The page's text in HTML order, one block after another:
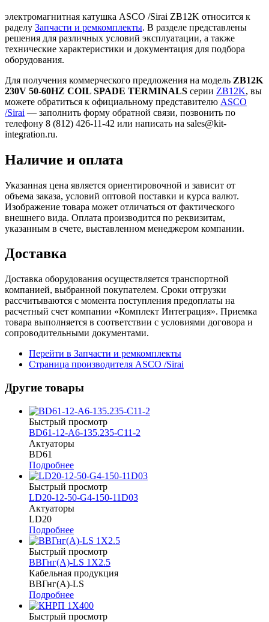
электромагнитная катушка ASCO /Sirai ZB12K относится к
раделу Запчасти и ремкомплекты. В разделе представлены
решения для различных условий эксплуатации, а также
технические характеристики и документация для подбора
оборудования.
Для получения коммерческого предложения на модель ZB12K
230V 50-60HZ COIL SPADE TERMINALS серии ZB12K, вы
можете обратиться к официальному представителю ASCO
/Sirai — заполнить форму обратной связи, позвонить по
телефону 8 (812) 426-11-42 или написать на sales@kit-
integration.ru.
Наличие и оплата
Указанная цена является ориентировочной и зависит от
объема заказа, условий оптовой поставки и курса валют.
Изображение товара может отличаться от фактического
внешнего вида. Оплата производится по реквизитам,
указанным в счете, выставленном менеджером компании.
Доставка
Доставка оборудования осуществляется транспортной
компанией, выбранной покупателем. Сроки отгрузки
рассчитываются с момента поступления предоплаты на
расчетный счет компании «Комплект Интеграция». Приемка
товара выполняется в соответствии с условиями договора и
сопроводительными документами.
Перейти в Запчасти и ремкомплекты
Страница производителя ASCO /Sirai
Другие товары
Быстрый просмотр
BD61-12-A6-135.235-C11-2
Актуаторы
BD61
Подробнее
Быстрый просмотр
LD20-12-50-G4-150-11D03
Актуаторы
LD20
Подробнее
Быстрый просмотр
ВВГнг(A)-LS 1Х2.5
Кабельная продукция
ВВГнг(A)-LS
Подробнее
Быстрый просмотр